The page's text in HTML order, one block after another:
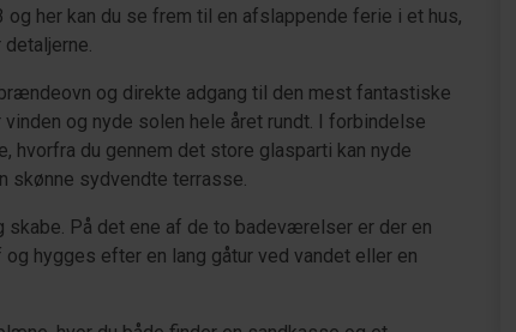
her kan du se frem til en afslappende ferie i et hus,
og direkte adgang til den mest fantastiske
og nyde solen hele året rundt. I forbindelse
du gennem det store glasparti kan nyde
skønne sydvendte terrasse.
På det ene af de to badeværelser er der en
hygges efter en lang gåtur ved vandet eller en